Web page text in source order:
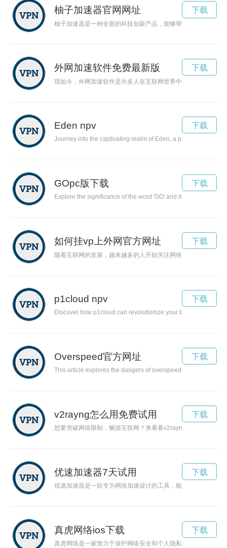
柚子加速器官网网址
柚子加速器是一种全新的科技创新产品，能够帮助人们提高工作
下载
外网加速软件免费最新版
现如今，外网加速软件是许多人在互联网世界中不可或缺的工
下载
Eden npv
Journey into the captivating realm of Eden, a paradise
下载
GOpc版下载
Explore the significance of the word 'GO' and its ability to
下载
如何挂vp上外网官方网址
随着互联网的发展，越来越多的人开始关注网络安全和隐私保
下载
p1cloud npv
Discover how p1cloud can revolutionize your business with
下载
Overspeed官方网址
This article explores the dangers of overspeeding and why it
下载
v2rayng怎么用免费试用
想要突破网络限制，畅游互联网？来看看v2rayng如何使用，让
下载
优速加速器7天试用
优速加速器是一款专为网络加速设计的工具，能够帮助用户解
下载
真虎网络ios下载
真虎网络是一家致力于保护网络安全和个人隐私的公司，倡导
下载